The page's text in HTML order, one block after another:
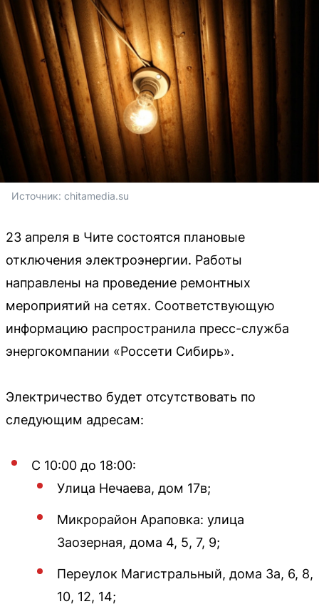
Источник: chitamedia.su
23 апреля в Чите состоятся плановые
отключения электроэнергии. Работы
направлены на проведение ремонтных
мероприятий на сетях. Соответствующую
информацию распространила пресс-служба
энергокомпании «Россети Сибирь».
Электричество будет отсутствовать по
следующим адресам:
С 10:00 до 18:00:
Улица Нечаева, дом 17в;
Микрорайон Араповка: улица
Заозерная, дома 4, 5, 7, 9;
Переулок Магистральный, дома 3а, 6, 8,
10, 12, 14;